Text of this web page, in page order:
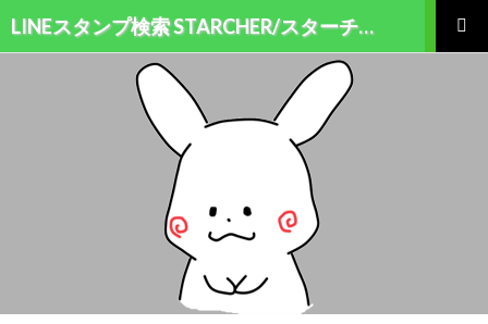
LINEスタンプ検索 STARCHER/スターチャー